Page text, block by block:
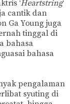
‘Heartstring‘
cantik dan
Ga Young juga
tinggal di
bahasa
bahasa
pengalaman
syuting di